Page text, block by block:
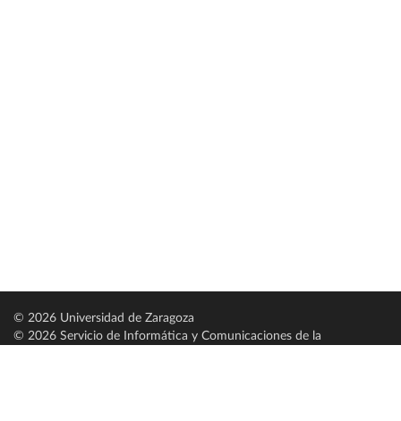
© 2026 Universidad de Zaragoza
© 2026 Servicio de Informática y Comunicaciones de la